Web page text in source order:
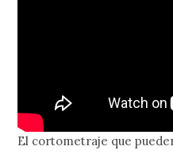
El cortometraje que